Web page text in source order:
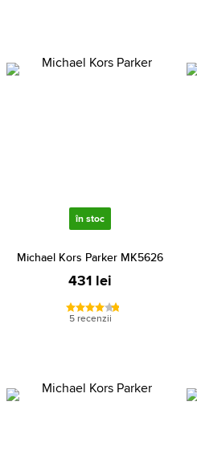
în stoc
Michael Kors Parker MK5626
431 lei
5 recenzii